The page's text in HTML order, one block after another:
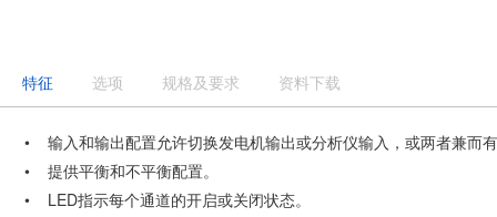
特征 选项 规格及要求 资料下载
• 输入和输出配置允许切换发电机输出或分析仪输入，或两者兼而
• 提供平衡和不平衡配置。
• LED指示每个通道的开启或关闭状态。